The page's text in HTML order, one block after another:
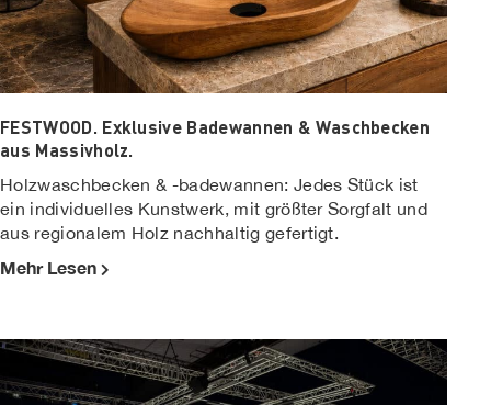
FESTWOOD. Exklusive Badewannen & Waschbecken
aus Massivholz.
Holzwaschbecken & -badewannen: Jedes Stück ist
ein individuelles Kunstwerk, mit größter Sorgfalt und
aus regionalem Holz nachhaltig gefertigt.
Mehr Lesen